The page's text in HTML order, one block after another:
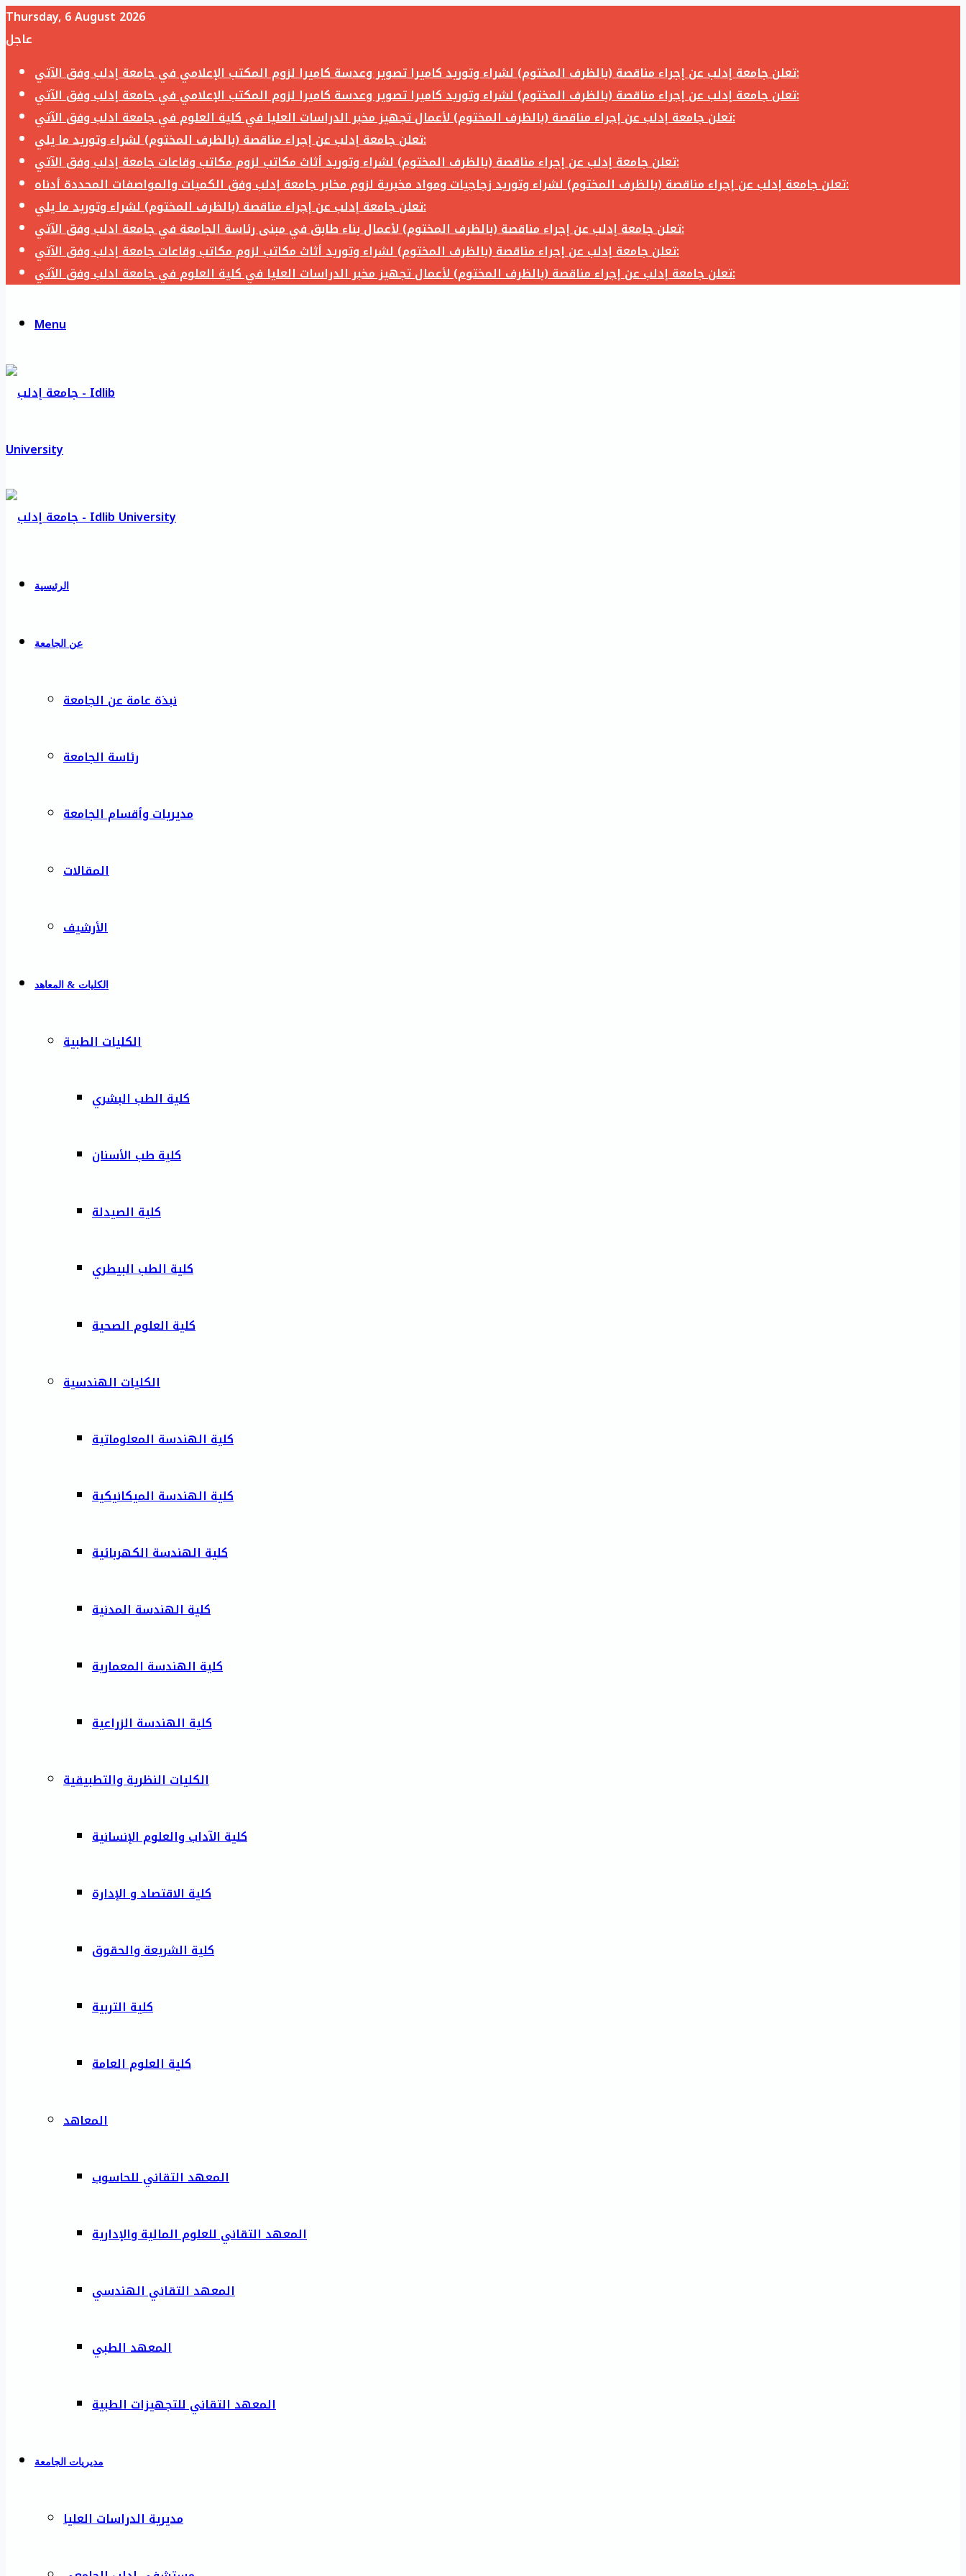
Thursday, 6 August 2026
عاجل
تعلن جامعة إدلب عن إجراء مناقصة (بالظرف المختوم) لشراء وتوريد كاميرا تصوير وعدسة كاميرا لزوم المكتب الإعلامي في جامعة إدلب وفق الآتي:
تعلن جامعة إدلب عن إجراء مناقصة (بالظرف المختوم) لشراء وتوريد كاميرا تصوير وعدسة كاميرا لزوم المكتب الإعلامي في جامعة إدلب وفق الآتي:
تعلن جامعة إدلب عن إجراء مناقصة (بالظرف المختوم) لأعمال تجهيز مخبر الدراسات العليا في كلية العلوم في جامعة ادلب وفق الآتي:
تعلن جامعة إدلب عن إجراء مناقصة (بالظرف المختوم) لشراء وتوريد ما يلي:
تعلن جامعة إدلب عن إجراء مناقصة (بالظرف المختوم) لشراء وتوريد أثاث مكاتب لزوم مكاتب وقاعات جامعة إدلب وفق الآتي:
تعلن جامعة إدلب عن إجراء مناقصة (بالظرف المختوم) لشراء وتوريد زجاجيات ومواد مخبرية لزوم مخابر جامعة إدلب وفق الكميات والمواصفات المحددة أدناه:
تعلن جامعة إدلب عن إجراء مناقصة (بالظرف المختوم) لشراء وتوريد ما يلي:
تعلن جامعة إدلب عن إجراء مناقصة (بالظرف المختوم) لأعمال بناء طابق في مبنى رئاسة الجامعة في جامعة ادلب وفق الآتي:
تعلن جامعة إدلب عن إجراء مناقصة (بالظرف المختوم) لشراء وتوريد أثاث مكاتب لزوم مكاتب وقاعات جامعة إدلب وفق الآتي:
تعلن جامعة إدلب عن إجراء مناقصة (بالظرف المختوم) لأعمال تجهيز مخبر الدراسات العليا في كلية العلوم في جامعة ادلب وفق الآتي:
Menu
الرئيسية
عن الجامعة
نبذة عامة عن الجامعة
رئاسة الجامعة
مديريات وأقسام الجامعة
المقالات
الأرشيف
الكليات & المعاهد
الكليات الطبية
كلية الطب البشري
كلية طب الأسنان
كلية الصيدلة
كلية الطب البيطري
كلية العلوم الصحية
الكليات الهندسية
كلية الهندسة المعلوماتية
كلية الهندسة الميكانيكية
كلية الهندسة الكهربائية
كلية الهندسة المدنية
كلية الهندسة المعمارية
كلية الهندسة الزراعية
الكليات النظرية والتطبيقية
كلية الآداب والعلوم الإنسانية
كلية الاقتصاد و الإدارة
كلية الشريعة والحقوق
كلية التربية
كلية العلوم العامة
المعاهد
المعهد التقاني للحاسوب
المعهد التقاني للعلوم المالية والإدارية
المعهد التقاني الهندسي
المعهد الطبي
المعهد التقاني للتجهيزات الطبية
مديريات الجامعة
مديرية الدراسات العليا